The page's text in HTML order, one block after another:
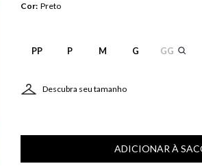
Cor: Preto
PP P M G GG
Descubra seu tamanho
ADICIONAR À